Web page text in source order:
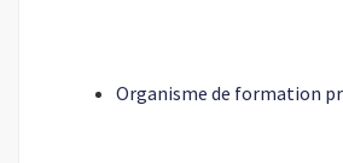
Organisme de formation